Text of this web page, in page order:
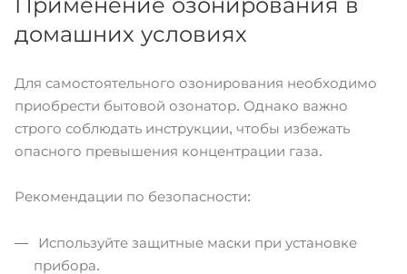
домашних условиях
Для самостоятельного озонирования необходимо
приобрести бытовой озонатор. Однако важно
строго соблюдать инструкции, чтобы избежать
опасного превышения концентрации газа.
Рекомендации по безопасности:
Используйте защитные маски при установке
прибора.